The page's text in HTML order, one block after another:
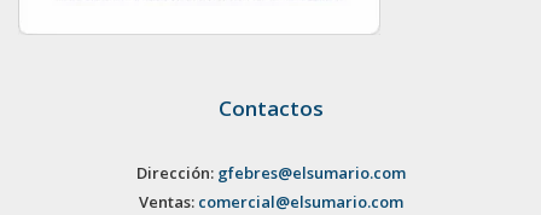
Contactos
Dirección: gfebres@elsumario.com
Ventas: comercial@elsumario.com